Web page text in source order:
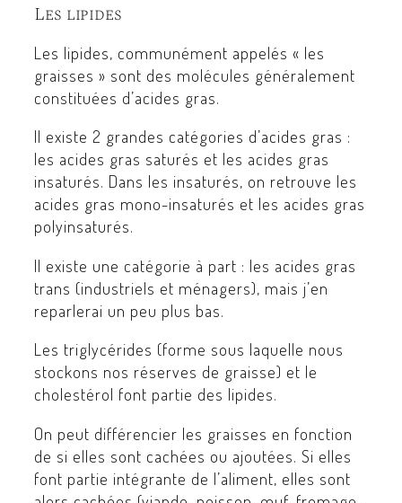
Les lipides
Les lipides, communément appelés « les
graisses » sont des molécules généralement
constituées d’acides gras.
Il existe 2 grandes catégories d’acides gras :
les acides gras saturés et les acides gras
insaturés. Dans les insaturés, on retrouve les
acides gras mono-insaturés et les acides gras
polyinsaturés.
Il existe une catégorie à part : les acides gras
trans (industriels et ménagers), mais j’en
reparlerai un peu plus bas.
Les triglycérides (forme sous laquelle nous
stockons nos réserves de graisse) et le
cholestérol font partie des lipides.
On peut différencier les graisses en fonction
de si elles sont cachées ou ajoutées. Si elles
font partie intégrante de l’aliment, elles sont